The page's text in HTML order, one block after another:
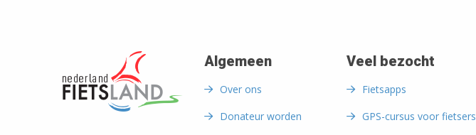
Algemeen
Over ons
Donateur worden
Veel bezocht
Fietsapps
GPS-cursus voor fietsers